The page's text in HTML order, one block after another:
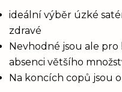
ideální výběr úzké
zdravé
Nevhodné jsou ale
absenci většího
Na koncích copů jsou